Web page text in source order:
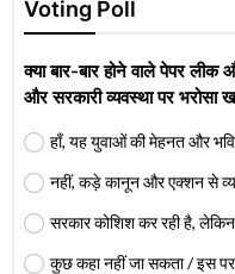
Voting Poll
क्या बार-बार होने वाले पेपर लीक
और सरकारी व्यवस्था पर भरोसा
हाँ, यह युवाओं की मेहनत और
नहीं, कड़े कानून और एक्शन से
सरकार कोशिश कर रही है,
कुछ कहा नहीं जा सकता / इस